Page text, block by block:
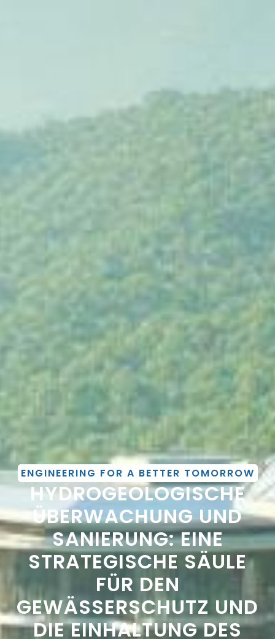
ENGINEERING FOR A BETTER TOMORROW
HYDROGEOLOGISCHE
ÜBERWACHUNG UND
SANIERUNG: EINE
STRATEGISCHE SÄULE
FÜR DEN
GEWÄSSERSCHUTZ UND
DIE EINHALTUNG DES